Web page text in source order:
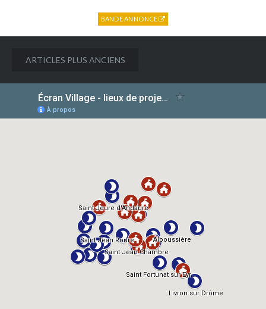
BANDE ANNONCE
Navigation
articles
ARTICLES PLUS ANCIENS